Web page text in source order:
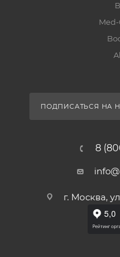
ПОДПИСАТЬСЯ НА
8
г. Москва,